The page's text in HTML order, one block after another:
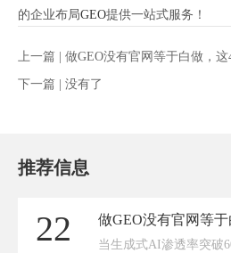
的企业布局GEO提供一站式服务！
上一篇 | 做GEO没有官网等于白做，
下一篇 | 没有了
推荐信息
22
当生成式AI渗透率突破